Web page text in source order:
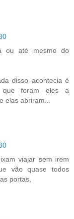
ou até mesmo do
disso acontecia é
foram eles a
elas abriram...
viajar sem irem
vão quase todos
portas,